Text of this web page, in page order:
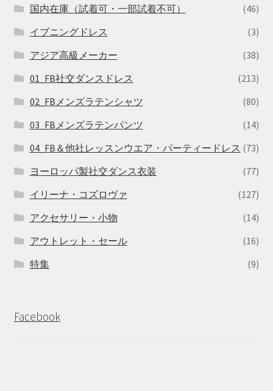
国内在庫（試着可・一部試着不可）
(46)
イブニングドレス
(3)
アジア高級メーカー
(38)
01_FB社交ダンスドレス
(213)
02_FBメンズラテンシャツ
(80)
03_FBメンズラテンパンツ
(14)
04_FB＆他社レッスンウエア・パーティードレス (73)
ヨーロッパ製社交ダンス衣装
(77)
イリーナ・コズロヴァ
(127)
アクセサリー・小物
(14)
アウトレット・セール
(16)
特集
(9)
Facebook